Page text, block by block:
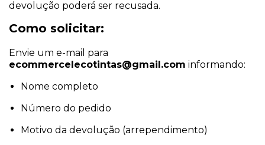
devolução poderá ser recusada.
Como solicitar:
Envie um e-mail para
ecommercelecotintas@gmail.com informando:
Nome completo
Número do pedido
Motivo da devolução (arrependimento)